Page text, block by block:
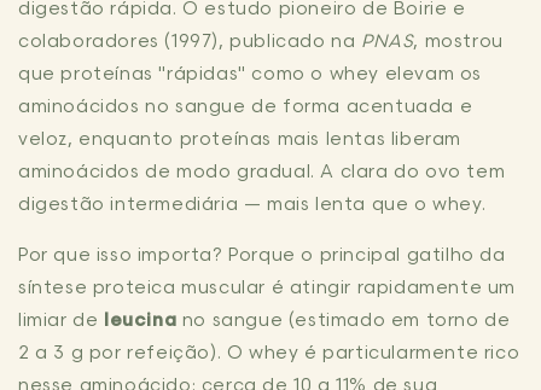
digestão rápida. O estudo pioneiro de Boirie e
colaboradores (1997), publicado na PNAS, mostrou
que proteínas "rápidas" como o whey elevam os
aminoácidos no sangue de forma acentuada e
veloz, enquanto proteínas mais lentas liberam
aminoácidos de modo gradual. A clara do ovo tem
digestão intermediária — mais lenta que o whey.
Por que isso importa? Porque o principal gatilho da
síntese proteica muscular é atingir rapidamente um
limiar de
leucina no sangue (estimado em torno de
2 a 3 g por refeição). O whey é particularmente rico